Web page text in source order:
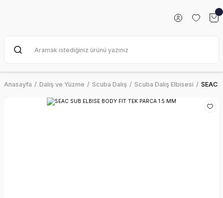
Anasayfa Dalış ve Yüzme Scuba Dalış Scuba Dalış Elbisesi SEAC